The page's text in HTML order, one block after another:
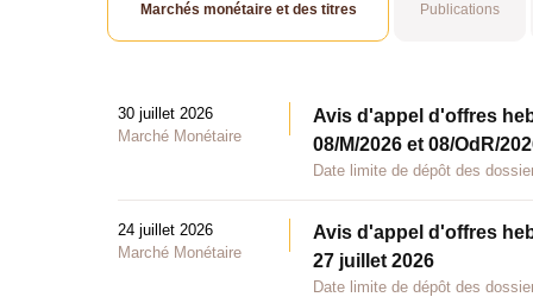
Marchés monétaire et des titres Publications
30 juillet 2026
Marché Monétaire
Avis d'appel d'offres
08/M/2026 et 08/OdR/
Date limite de dépôt des
24 juillet 2026
Marché Monétaire
Avis d'appel d'offres
27 juillet 2026
Date limite de dépôt des